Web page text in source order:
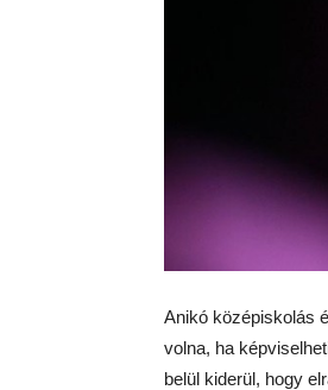
Anikó középiskolás
volna, ha
belül kiderül, hogy